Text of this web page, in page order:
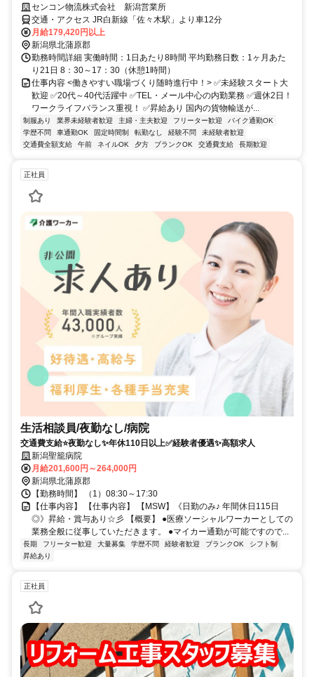
センコン物流株式会社 新潟営業所
交通・アクセス JR白新線「佐々木駅」より車12分
月給179,420円以上
新潟県北蒲原郡
勤務時間詳細 実働時間：1日あたり8時間 平均勤務日数：1ヶ月あた
り21日 8：30～17：30（休憩1時間）
仕事内容 <働きやすい職場づくり随時進行中！> ✅未経験スタート大
歓迎 ✅20代～40代活躍中 ✅TEL・メール中心の内勤業務 ✅週休2日！
ワークライフバランス重視！ ✅昇給あり 国内の貨物輸送が...
制服あり 業界未経験者歓迎 主婦・主夫歓迎 フリーター歓迎
バイク通勤OK
学歴不問
車通勤OK 固定時間制 転勤なし 経験不問
未経験者歓迎
交通費全額支給
午前 ネイルOK 夕方 ブランクOK 交通費支給 長期歓迎
正社員
生活相談員/夜勤なし/病院
交通費支給⭐️夜勤なし✨年休110日以上✅️経験者優遇✨高額求人
新潟聖籠病院
月給201,600円～264,000円
新潟県北蒲原郡
【勤務時間】 （1）08:30～17:30
【仕事内容】 【仕事内容】 【MSW】《日勤のみ♪ 年間休日115日
◎》昇給・賞与あり☆彡 【概要】 ●医療ソーシャルワーカーとしての
業務全般に従事していただきます。 ●マイカー通勤が可能ですので...
長期 フリーター歓迎 大量募集 学歴不問 経験者歓迎 ブランクOK
シフト制
昇給あり
正社員